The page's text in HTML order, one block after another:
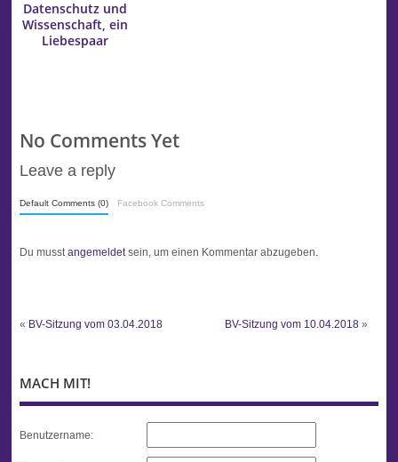
Datenschutz und
Wissenschaft, ein
Liebespaar
No Comments Yet
Leave a reply
Default Comments (0) Facebook Comments
Du musstangemeldetsein, um einen Kommentar abzugeben.
« BV-Sitzung vom 03.04.2018 BV-Sitzung vom 10.04.2018»
MACH MIT!
Benutzername: